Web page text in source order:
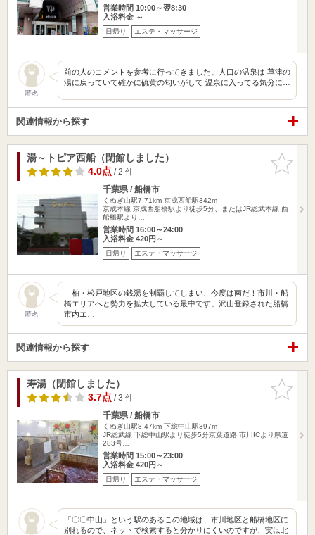
営業時間 10:00～翌8:30
入浴料金 ～
日帰り エステ・マッサージ
匿名
前の人のコメントを参考に行ってきました。人口の温泉は 草津の
湯に戻っていて確かに硫黄の匂いがして 温泉に入ってる気分に…
関連情報から探す
お気に入
りに追加
湯～トピア西船（閉館しました）
4.0点/ 2 件
千葉県 / 船橋市
くぬぎ山駅7.71km 京成西船駅342m
京成本線 京成西船橋駅より徒歩5分、またはJR総武本線 西
船橋駅より…
営業時間 16:00～24:00
入浴料金 420円～
日帰り エステ・マッサージ
匿名
柏・松戸地区の銭湯を制覇してしまい、今度は南だ！市川・船
橋エリアへと勢力を拡大している最中です。沢山登録された船橋
市内エ…
関連情報から探す
お気に入
りに追加
寿湯（閉館しました）
3.7点/ 3 件
千葉県 / 船橋市
くぬぎ山駅8.47km 下総中山駅397m
JR総武線 下総中山駅より徒歩5分京葉道路 市川ICより県道
283号…
営業時間 15:00～23:00
入浴料金 420円～
日帰り エステ・マッサージ
「〇〇中山」という駅のあるこの地域は、市川地区と船橋地区に
別れるので、ネットで検索すると分かりにくいのですが、実は北